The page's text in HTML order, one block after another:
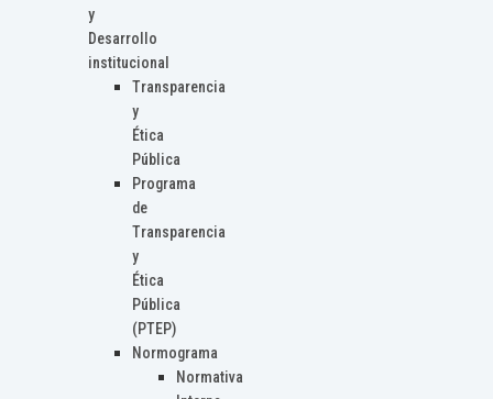
y
Desarrollo
institucional
Transparencia
y
Ética
Pública
Programa
de
Transparencia
y
Ética
Pública
(PTEP)
Normograma
Normativa